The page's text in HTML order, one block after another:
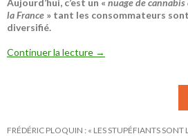
Aujourd’hui, c’est un « nuage de
la France » tant les consommateurs
diversifié.
Continuer la lecture →
FRÉDÉRIC PLOQUIN : « LES STUPÉFIANTS